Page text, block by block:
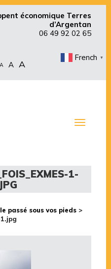
économique Terres
d’Argentan
06 49 92 02 65
A A A
French ▼
Toggle
1-
passé sous vos pieds >